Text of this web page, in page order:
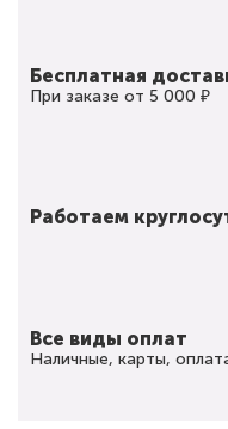
Бесплатная
При заказе от 5 000 ₽
Работаем
Все виды оплат
Наличные, карты,